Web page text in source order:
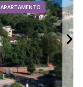
APARTAMENTO